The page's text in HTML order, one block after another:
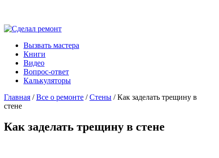
Вызвать мастера
Книги
Видео
Вопрос-ответ
Калькуляторы
Главная /Все о ремонте /Стены / Как заделать трещину в
стене
Как заделать трещину в стене